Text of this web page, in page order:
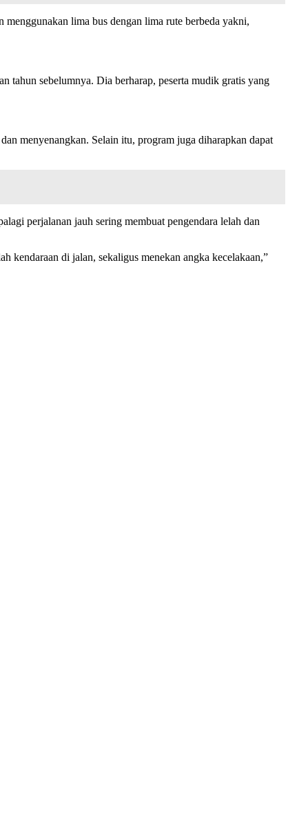
lima bus dengan lima rute berbeda yakni,
tahun sebelumnya. Dia berharap, peserta mudik gratis yang
menyenangkan. Selain itu, program juga diharapkan dapat
perjalanan jauh sering membuat pengendara lelah dan
kendaraan di jalan, sekaligus menekan angka kecelakaan,”